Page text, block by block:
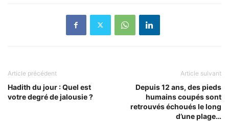
Article précédent
Hadith du jour : Quel est
votre degré de jalousie ?
Article suivant
Depuis 12 ans, des pieds
humains coupés sont
retrouvés échoués le long
d’une plage…